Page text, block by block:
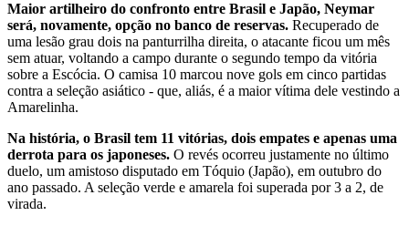
Maior artilheiro do confronto entre Brasil e Japão, Neymar
será, novamente, opção no banco de reservas. Recuperado de
uma lesão grau dois na panturrilha direita, o atacante ficou um mês
sem atuar, voltando a campo durante o segundo tempo da vitória
sobre a Escócia. O camisa 10 marcou nove gols em cinco partidas
contra a seleção asiático - que, aliás, é a maior vítima dele vestindo a
Amarelinha.
Na história, o Brasil tem 11 vitórias, dois empates e apenas uma
derrota para os japoneses. O revés ocorreu justamente no último
duelo, um amistoso disputado em Tóquio (Japão), em outubro do
ano passado. A seleção verde e amarela foi superada por 3 a 2, de
virada.